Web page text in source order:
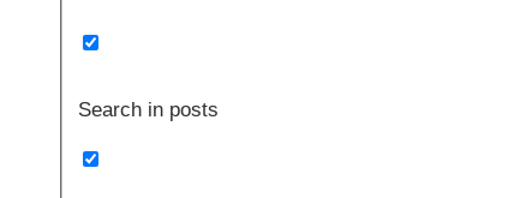
Search in posts